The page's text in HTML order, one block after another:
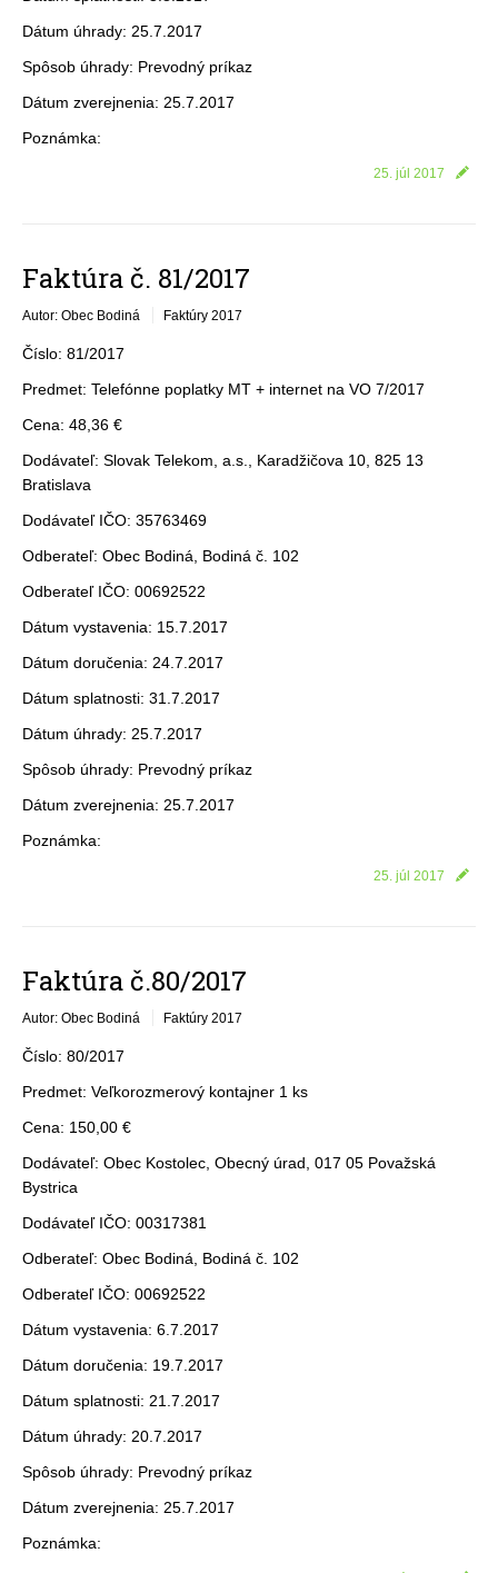
Dátum úhrady: 25.7.2017
Spôsob úhrady: Prevodný príkaz
Dátum zverejnenia: 25.7.2017
Poznámka:
25. júl 2017
Faktúra č. 81/2017
Autor: Obec Bodiná Faktúry 2017
Číslo: 81/2017
Predmet: Telefónne poplatky MT + internet na VO 7/2017
Cena: 48,36 €
Dodávateľ: Slovak Telekom, a.s., Karadžičova 10, 825 13
Bratislava
Dodávateľ IČO: 35763469
Odberateľ: Obec Bodiná, Bodiná č. 102
Odberateľ IČO: 00692522
Dátum vystavenia: 15.7.2017
Dátum doručenia: 24.7.2017
Dátum splatnosti: 31.7.2017
Dátum úhrady: 25.7.2017
Spôsob úhrady: Prevodný príkaz
Dátum zverejnenia: 25.7.2017
Poznámka:
25. júl 2017
Faktúra č.80/2017
Autor: Obec Bodiná Faktúry 2017
Číslo: 80/2017
Predmet: Veľkorozmerový kontajner 1 ks
Cena: 150,00 €
Dodávateľ: Obec Kostolec, Obecný úrad, 017 05 Považská
Bystrica
Dodávateľ IČO: 00317381
Odberateľ: Obec Bodiná, Bodiná č. 102
Odberateľ IČO: 00692522
Dátum vystavenia: 6.7.2017
Dátum doručenia: 19.7.2017
Dátum splatnosti: 21.7.2017
Dátum úhrady: 20.7.2017
Spôsob úhrady: Prevodný príkaz
Dátum zverejnenia: 25.7.2017
Poznámka: